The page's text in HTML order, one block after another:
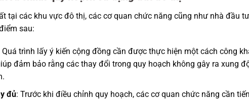
tại các khu vực đô thị, các cơ quan chức năng cũng như nhà đầu
sau:
Quá trình lấy ý kiến cộng đồng cần được thực hiện một cách công
đảm bảo rằng các thay đổi trong quy hoạch không gây ra xung
đủ: Trước khi điều chỉnh quy hoạch, các cơ quan chức năng cần tiến